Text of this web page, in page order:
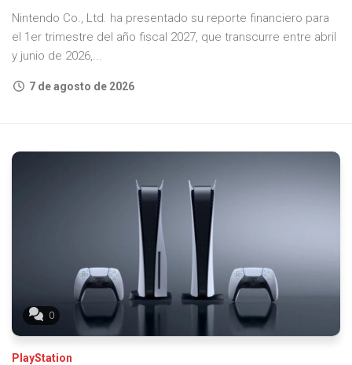
Nintendo Co., Ltd. ha presentado su reporte financiero para
el 1er trimestre del año fiscal 2027, que transcurre entre abril
y junio de 2026,...
7 de agosto de 2026
0
PlayStation